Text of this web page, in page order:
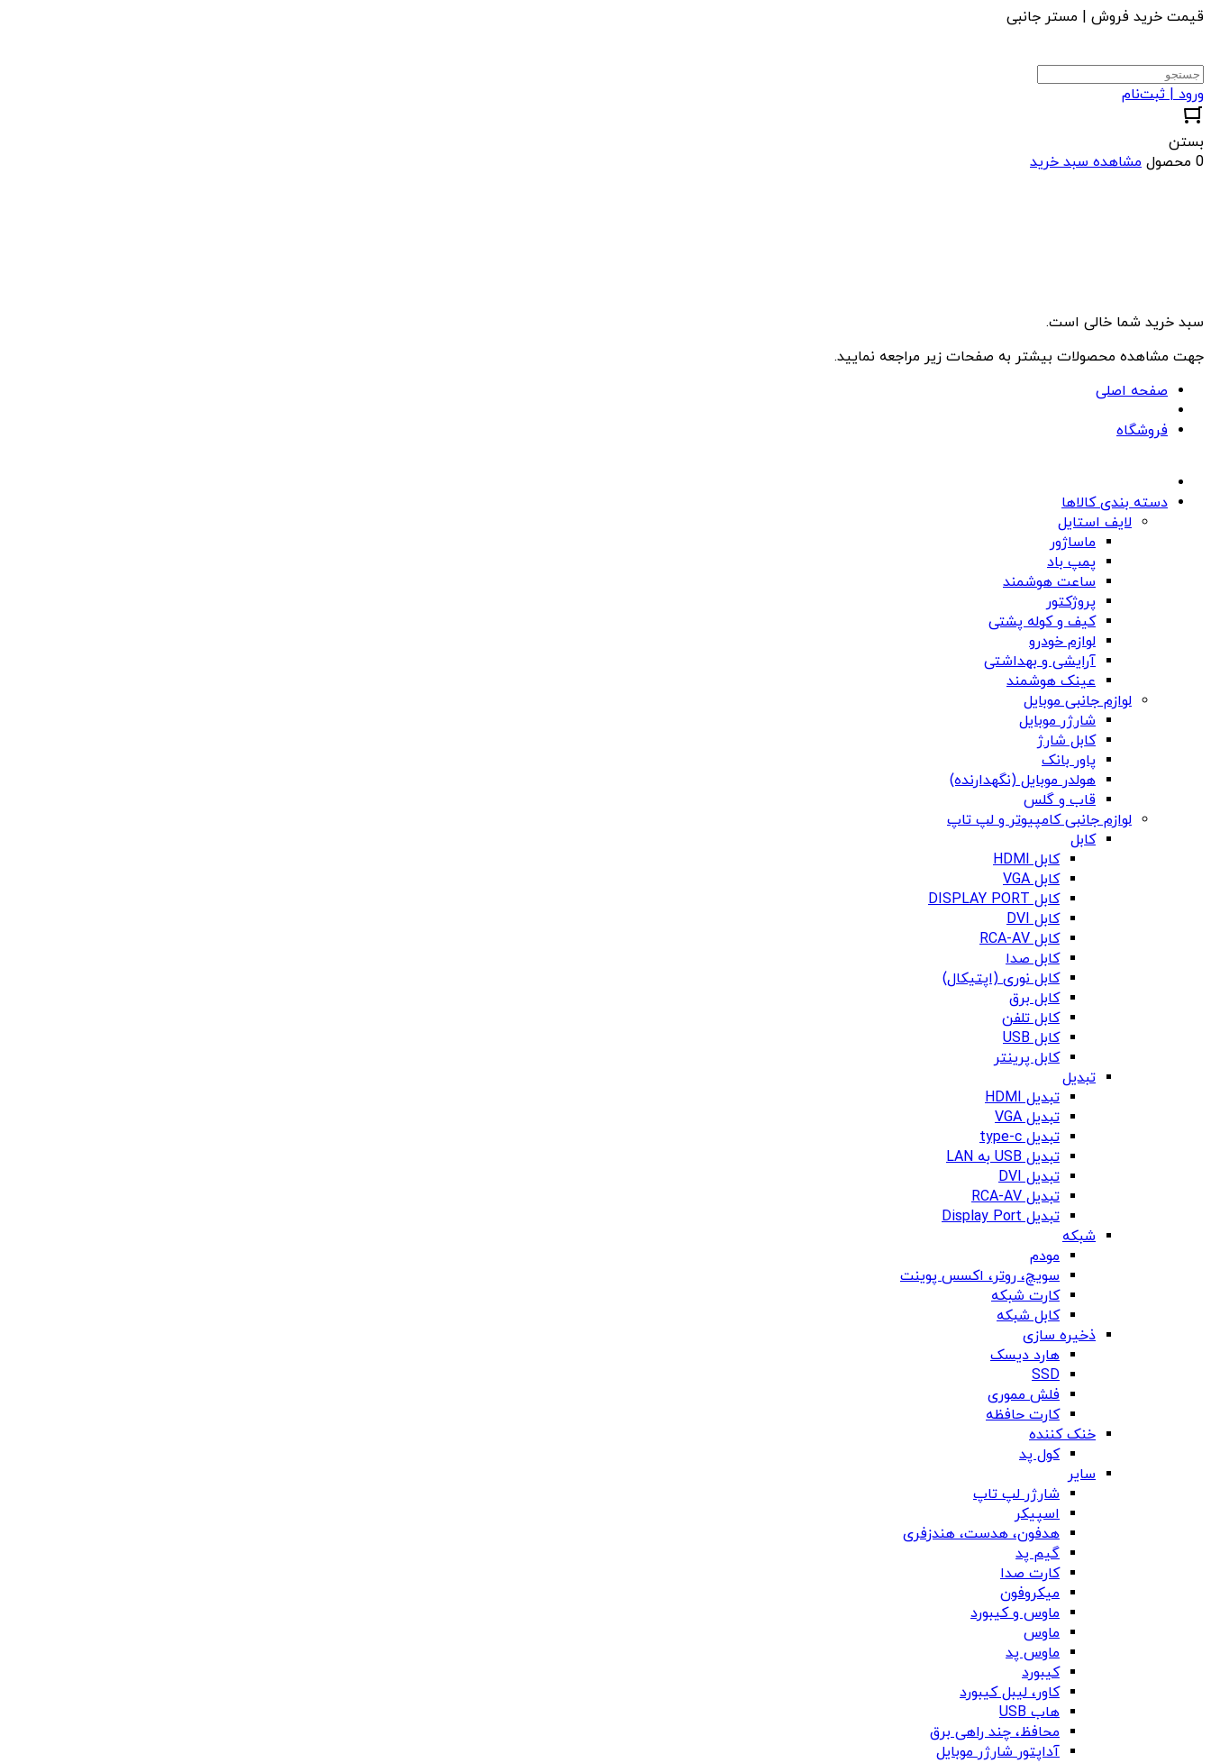
قیمت خرید فروش | مستر جانبی
ورود | ثبت‌نام
بستن
0 محصول
مشاهده سبد خرید
سبد خرید شما خالی است.
جهت مشاهده محصولات بیشتر به صفحات زیر مراجعه نمایید.
صفحه اصلی
فروشگاه
دسته بندی کالاها
لایف استایل
ماساژور
پمپ باد
ساعت هوشمند
پروژکتور
کیف و کوله پشتی
لوازم خودرو
آرایشی و بهداشتی
عینک هوشمند
لوازم جانبی موبایل
شارژر موبایل
کابل شارژ
پاور بانک
هولدر موبایل (نگهدارنده)
قاب و گلس
لوازم جانبی کامپیوتر و لپ تاپ
کابل
کابل HDMI
کابل VGA
کابل DISPLAY PORT
کابل DVI
کابل RCA-AV
کابل صدا
کابل نوری (اپتیکال)
کابل برق
کابل تلفن
کابل USB
کابل پرینتر
تبدیل
تبدیل HDMI
تبدیل VGA
تبدیل type-c
تبدیل USB به LAN
تبدیل DVI
تبدیل RCA-AV
تبدیل Display Port
شبکه
مودم
سویچ، روتر، اکسس پوینت
کارت شبکه
کابل شبکه
ذخیره سازی
هارد دیسک
SSD
فلش مموری
کارت حافظه
خنک کننده
کول پد
سایر
شارژر لپ تاپ
اسپیکر
هدفون، هدست، هندزفری
گیم پد
کارت صدا
میکروفون
ماوس و کیبورد
ماوس
ماوس پد
کیبورد
کاور، لیبل کیبورد
هاب USB
محافظ، چند راهی برق
آداپتور شارژر موبایل